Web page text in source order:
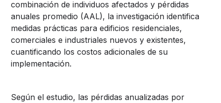
combinación de individuos afectados y pérdidas
anuales promedio (AAL), la investigación identifica
medidas prácticas para edificios residenciales,
comerciales e industriales nuevos y existentes,
cuantificando los costos adicionales de su
implementación.
Según el estudio, las pérdidas anualizadas por